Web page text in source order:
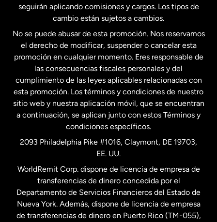
seguirán aplicando comisiones y cargos. Los tipos de
cambio están sujetos a cambios.
No se puede abusar de esta promoción. Nos reservamos
el derecho de modificar, suspender o cancelar esta
promoción en cualquier momento. Eres responsable de
las consecuencias fiscales personales y del
cumplimiento de las leyes aplicables relacionadas con
esta promoción. Los términos y condiciones de nuestro
sitio web y nuestra aplicación móvil, que se encuentran
a continuación, se aplican junto con estos Términos y
condiciones específicos.
2093 Philadelphia Pike #1016, Claymont, DE 19703,
EE. UU.
WorldRemit Corp. dispone de licencia de empresa de
transferencias de dinero concedida por el
Departamento de Servicios Financieros del Estado de
Nueva York. Además, dispone de licencia de empresa
de transferencias de dinero en Puerto Rico (TM-055),